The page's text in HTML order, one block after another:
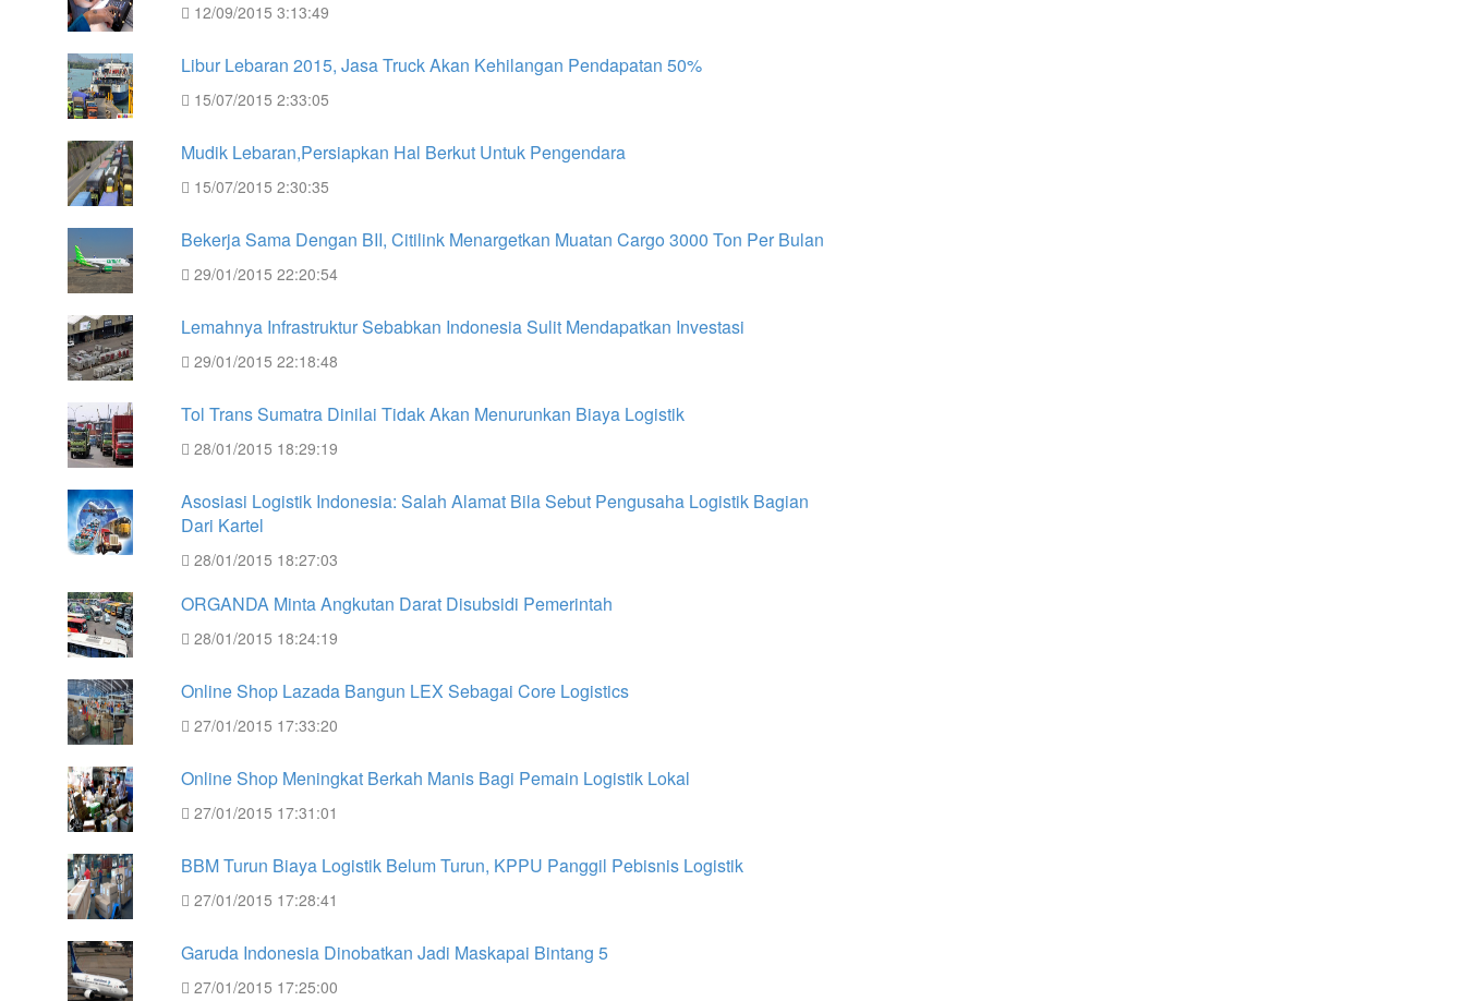
12/09/2015 3:13:49
Libur Lebaran 2015, Jasa Truck Akan Kehilangan Pendapatan 50%
15/07/2015 2:33:05
Mudik Lebaran,Persiapkan Hal Berkut Untuk Pengendara
15/07/2015 2:30:35
Bekerja Sama Dengan BII, Citilink Menargetkan Muatan Cargo 3000 Ton Per Bulan
29/01/2015 22:20:54
Lemahnya Infrastruktur Sebabkan Indonesia Sulit Mendapatkan Investasi
29/01/2015 22:18:48
Tol Trans Sumatra Dinilai Tidak Akan Menurunkan Biaya Logistik
28/01/2015 18:29:19
Asosiasi Logistik Indonesia: Salah Alamat Bila Sebut Pengusaha Logistik Bagian
Dari Kartel
28/01/2015 18:27:03
ORGANDA Minta Angkutan Darat Disubsidi Pemerintah
28/01/2015 18:24:19
Online Shop Lazada Bangun LEX Sebagai Core Logistics
27/01/2015 17:33:20
Online Shop Meningkat Berkah Manis Bagi Pemain Logistik Lokal
27/01/2015 17:31:01
BBM Turun Biaya Logistik Belum Turun, KPPU Panggil Pebisnis Logistik
27/01/2015 17:28:41
Garuda Indonesia Dinobatkan Jadi Maskapai Bintang 5
27/01/2015 17:25:00